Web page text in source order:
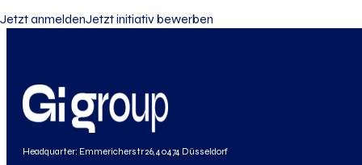
Jetzt anmeldenJetzt initiativ bewerben
Headquarter: Emmericherstr 26, 40474 Düsseldorf